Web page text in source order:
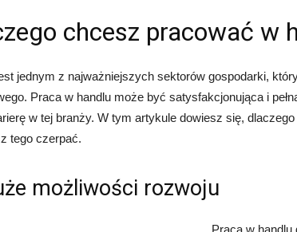
chcesz pracować w
jednym z najważniejszych sektorów gospodarki,
Praca w handlu może być satysfakcjonująca i
w tej branży. W tym artykule dowiesz się,
tego czerpać.
możliwości rozwoju
Praca w